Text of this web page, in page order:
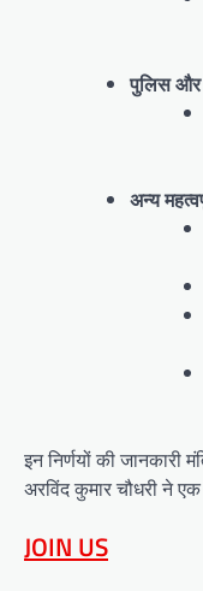
पुलिस और
अन्य
इन निर्णयों की
अरविंद कुमार चौधरी ने
JOIN US